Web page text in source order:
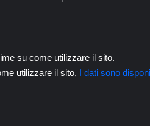
su come utilizzare il sito.
utilizzare il sito, I dati sono